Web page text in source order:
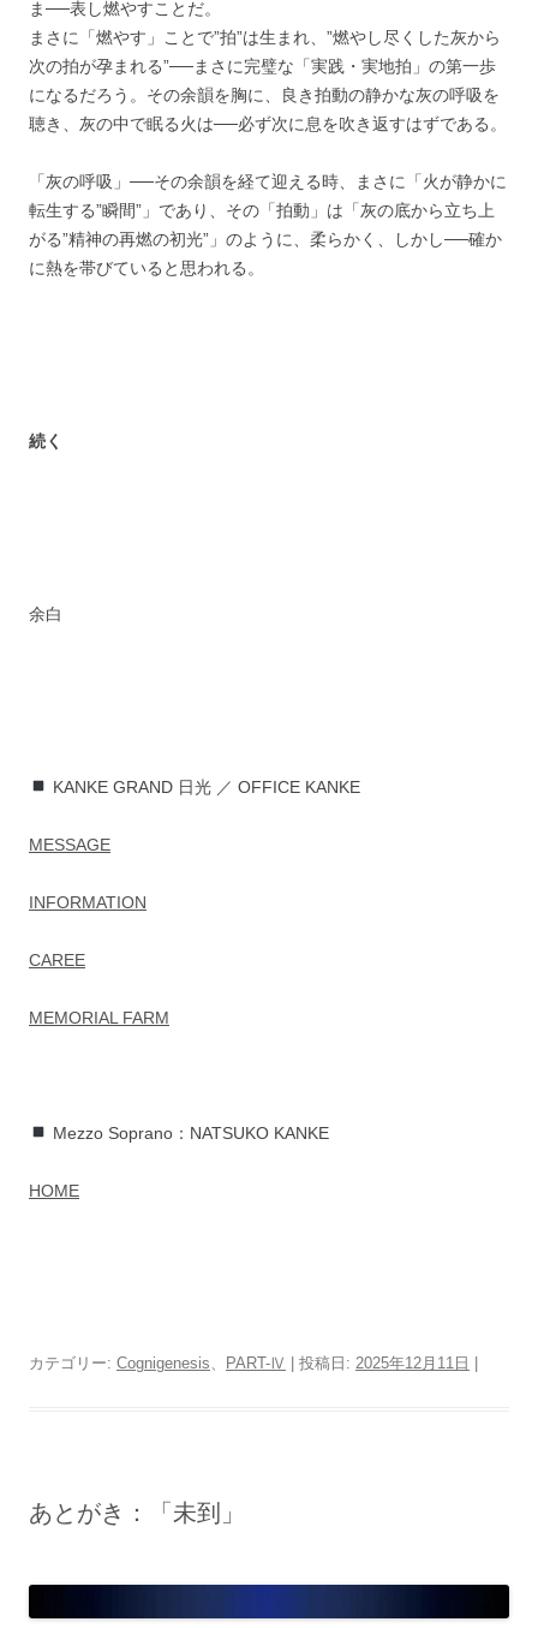
ま──表し燃やすことだ。
まさに「燃やす」ことで”拍”は生まれ、”燃やし尽くした灰から
次の拍が孕まれる”──まさに完璧な「実践・実地拍」の第一歩
になるだろう。その余韻を胸に、良き拍動の静かな灰の呼吸を
聴き、灰の中で眠る火は──必ず次に息を吹き返すはずである。
「灰の呼吸」──その余韻を経て迎える時、まさに「火が静かに
転生する”瞬間”」であり、その「拍動」は「灰の底から立ち上
がる”精神の再燃の初光”」のように、柔らかく、しかし──確か
に熱を帯びていると思われる。
続く
余白
KANKE GRAND 日光 ／ OFFICE KANKE
MESSAGE
INFORMATION
CAREE
MEMORIAL FARM
Mezzo Soprano：NATSUKO KANKE
HOME
カテゴリー: Cognigenesis PART-Ⅳ | 投稿日: 2025年12月11日 |
あとがき：「未到」